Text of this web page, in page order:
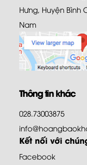
Hưng, Huyện Bình
Nam
Thông tin khác
028.73003875
Kết nối với
Facebook